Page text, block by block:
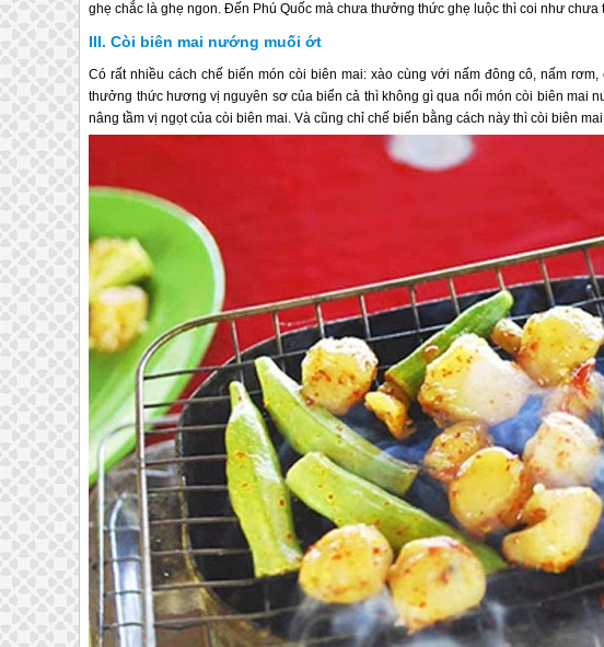
ghẹ chắc là ghẹ ngon. Đến Phú Quốc mà chưa thưởng thức ghẹ luộc thì coi như chưa
Còi biên mai nướng muối ớt
Có rất nhiều cách chế biến món còi biên mai: xào cùng với nấm đông cô, nấm
thưởng thức hương vị nguyên sơ của biển cả thì không gì qua nổi món còi biên mai
nâng tầm vị ngọt của còi biên mai. Và cũng chỉ chế biến bằng cách này thì còi biên